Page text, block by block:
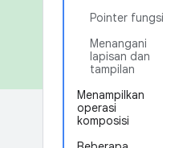
Pointer fungsi
Menangani
lapisan dan
tampilan
Menampilkan
operasi
komposisi